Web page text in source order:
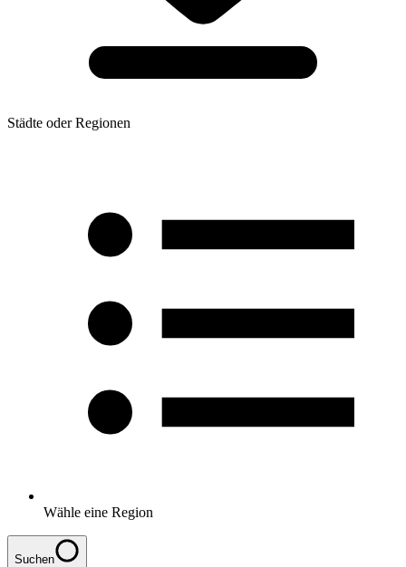
Städte oder Regionen
Wähle eine Region
Suchen